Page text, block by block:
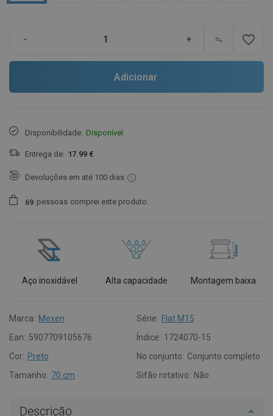
- + favorite_border
Adicionar
Disponibilidade: Disponível
Entrega de: 17.99 €
Devoluções em até 100 dias
69 pessoas comprei este produto.
Aço inoxidável Alta capacidade Montagem baixa
Marca: Mexen Série: Flat M15
Ean: 5907709105676 Índice: 1724070-15
Cor: Preto No conjunto: Conjunto completo
Tamanho: 70 cm Sifão rotativo: Não
Descrição